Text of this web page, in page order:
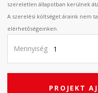
szereletlen állapotban kerülnek
A szerelési költséget áraink nem
elérhetőségeinken.
Mennyiség
PROJEKT